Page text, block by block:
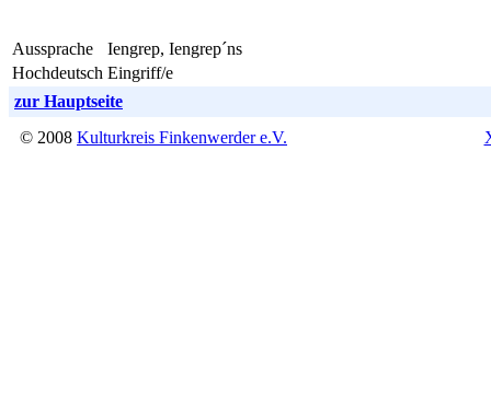
Aussprache
Iengrep, Iengrep´ns
Hochdeutsch Eingriff/e
zur Hauptseite
© 2008 Kulturkreis Finkenwerder e.V.